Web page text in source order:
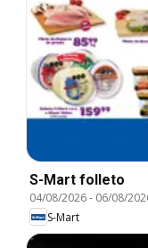
S-Mart folleto
04/08/2026- 06/08/
S-Mart